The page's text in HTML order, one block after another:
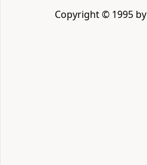
Copyright © 1995 by